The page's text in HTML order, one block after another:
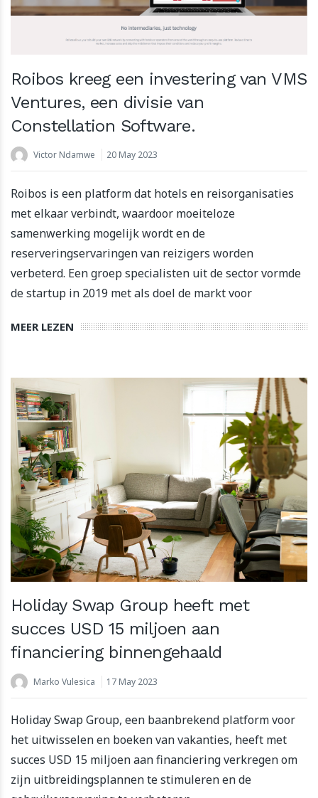
Roibos kreeg een investering van VMS
Ventures, een divisie van
Constellation Software.
Victor Ndamwe 20 May 2023
Roibos is een platform dat hotels en reisorganisaties
met elkaar verbindt, waardoor moeiteloze
samenwerking mogelijk wordt en de
reserveringservaringen van reizigers worden
verbeterd. Een groep specialisten uit de sector vormde
de startup in 2019 met als doel de markt voor
MEER LEZEN
Holiday Swap Group heeft met
succes USD 15 miljoen aan
financiering binnengehaald
Marko Vulesica 17 May 2023
Holiday Swap Group, een baanbrekend platform voor
het uitwisselen en boeken van vakanties, heeft met
succes USD 15 miljoen aan financiering verkregen om
zijn uitbreidingsplannen te stimuleren en de